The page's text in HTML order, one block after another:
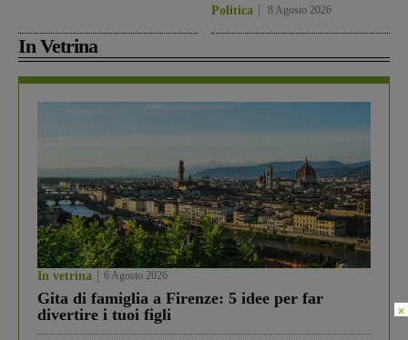
Politica 8 Agosto 2026
In Vetrina
In vetrina 6 Agosto 2026
Gita di famiglia a Firenze: 5 idee per far
divertire i tuoi figli
×